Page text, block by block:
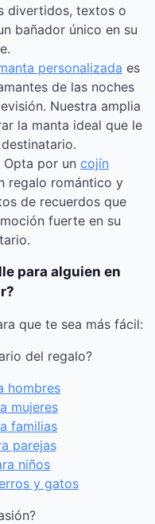
divertidos, textos o
bañador único en su
personalizada es
de las noches
Nuestra amplia
la manta ideal que le
Opta por un cojín
regalo romántico y
de recuerdos que
fuerte en su
para alguien en
que te sea más fácil:
del regalo?
hombres
mujeres
familias
parejas
niños
y gatos